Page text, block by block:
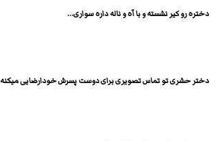
دختره رو کیر نشسته و با آه و ناله داره سواری...
دختر حشری تو تماس تصویری برای دوست پسرش خودارضایی میکنه